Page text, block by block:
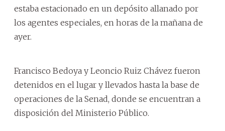
estaba estacionado en un depósito allanado por
los agentes especiales, en horas de la mañana de
ayer.
Francisco Bedoya y Leoncio Ruiz Chávez fueron
detenidos en el lugar y llevados hasta la base de
operaciones de la Senad, donde se encuentran a
disposición del Ministerio Público.